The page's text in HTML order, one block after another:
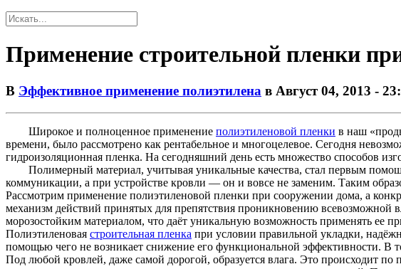
Применение строительной пленки
В Эффективное применение полиэтилена в Август 04, 2013 -
Широкое и полноценное применение полиэтиленовой пленки в наш
времени, было рассмотрено как рентабельное и многоцелевое. Сегодня
гидроизоляционная пленка. На сегодняшний день есть множество способов
Полимерный материал, учитывая уникальные качества, стал первым
коммуникации, а при устройстве кровли — он и вовсе не заменим. Таким
Рассмотрим применение полиэтиленовой пленки при сооружении дома, а
механизм действий принятых для препятствия проникновению всевозможной
морозостойким материалом, что даёт уникальную возможность применять ее
Полиэтиленовая строительная пленка при условии правильной укладки,
помощью чего не возникает снижение его функциональной эффективности. В
Под любой кровлей, даже самой дорогой, образуется влага. Это происходит